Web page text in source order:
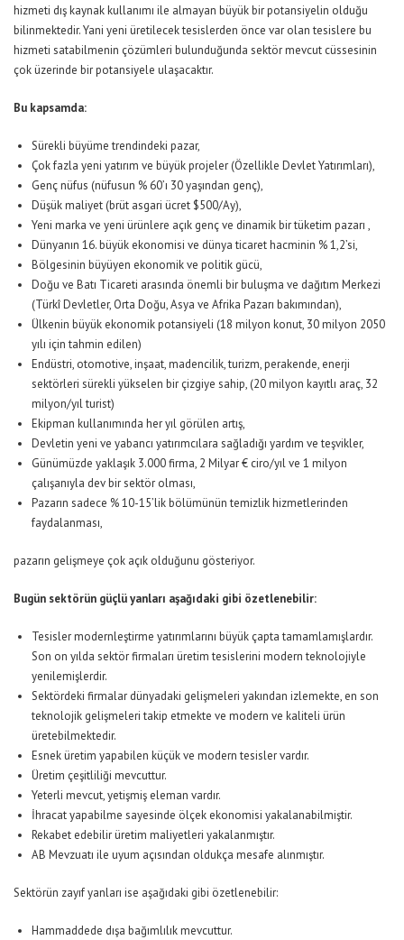
hizmeti dış kaynak kullanımı ile almayan büyük bir potansiyelin olduğu
bilinmektedir. Yani yeni üretilecek tesislerden önce var olan tesislere bu
hizmeti satabilmenin çözümleri bulunduğunda sektör mevcut cüssesinin
çok üzerinde bir potansiyele ulaşacaktır.
Bu kapsamda:
Sürekli büyüme trendindeki pazar,
Çok fazla yeni yatırım ve büyük projeler (Özellikle Devlet Yatırımları),
Genç nüfus (nüfusun % 60’ı 30 yaşından genç),
Düşük maliyet (brüt asgari ücret $500/Ay),
Yeni marka ve yeni ürünlere açık genç ve dinamik bir tüketim pazarı ,
Dünyanın 16. büyük ekonomisi ve dünya ticaret hacminin % 1,2’si,
Bölgesinin büyüyen ekonomik ve politik gücü,
Doğu ve Batı Ticareti arasında önemli bir buluşma ve dağıtım Merkezi
(Türkî Devletler, Orta Doğu, Asya ve Afrika Pazarı bakımından),
Ülkenin büyük ekonomik potansiyeli (18 milyon konut, 30 milyon 2050
yılı için tahmin edilen)
Endüstri, otomotive, inşaat, madencilik, turizm, perakende, enerji
sektörleri sürekli yükselen bir çizgiye sahip, (20 milyon kayıtlı araç, 32
milyon/yıl turist)
Ekipman kullanımında her yıl görülen artış,
Devletin yeni ve yabancı yatırımcılara sağladığı yardım ve teşvikler,
Günümüzde yaklaşık 3.000 firma, 2 Milyar € ciro/yıl ve 1 milyon
çalışanıyla dev bir sektör olması,
Pazarın sadece % 10-15’lik bölümünün temizlik hizmetlerinden
faydalanması,
pazarın gelişmeye çok açık olduğunu gösteriyor.
Bugün sektörün güçlü yanları aşağıdaki gibi özetlenebilir:
Tesisler modernleştirme yatırımlarını büyük çapta tamamlamışlardır.
Son on yılda sektör firmaları üretim tesislerini modern teknolojiyle
yenilemişlerdir.
Sektördeki firmalar dünyadaki gelişmeleri yakından izlemekte, en son
teknolojik gelişmeleri takip etmekte ve modern ve kaliteli ürün
üretebilmektedir.
Esnek üretim yapabilen küçük ve modern tesisler vardır.
Üretim çeşitliliği mevcuttur.
Yeterli mevcut, yetişmiş eleman vardır.
İhracat yapabilme sayesinde ölçek ekonomisi yakalanabilmiştir.
Rekabet edebilir üretim maliyetleri yakalanmıştır.
AB Mevzuatı ile uyum açısından oldukça mesafe alınmıştır.
Sektörün zayıf yanları ise aşağıdaki gibi özetlenebilir:
Hammaddede dışa bağımlılık mevcuttur.